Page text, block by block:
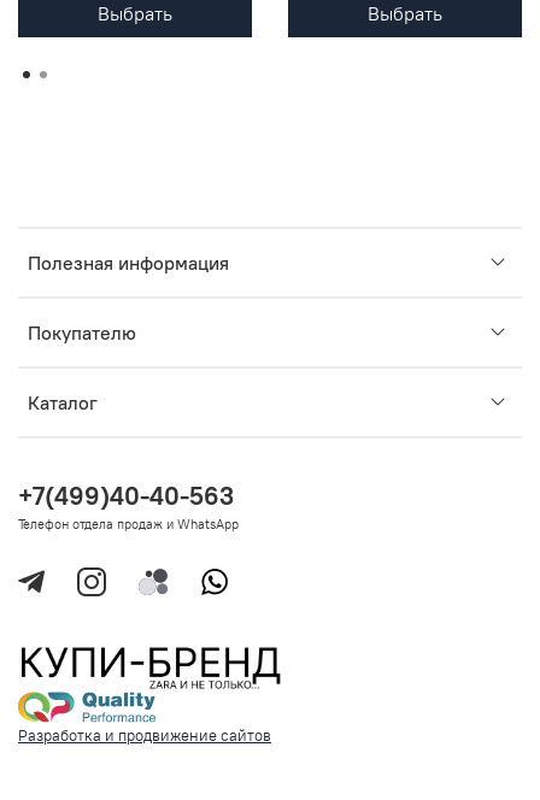
Выбрать Выбрать
Полезная информация
Покупателю
Каталог
+7(499)40-40-563
Телефон отдела продаж и WhatsApp
Разработка и продвижение сайтов